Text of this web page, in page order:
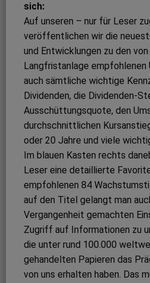
sich:
Auf unseren – nur für Leser
veröffentlichen wir die
und Entwicklungen zu den von
Langfristanlage empfohlenen
auch sämtliche wichtige
Dividenden, die Dividenden-
Ausschüttungsquote, den
durchschnittlichen
oder 20 Jahre und viele
Im blauen Kasten rechts
Leser eine detaillierte
empfohlenen 84
auf den Titel gelangt man
Vergangenheit gemachten
Zugriff auf Informationen zu
die unter rund 100.000
gehandelten Papieren das
von uns erhalten haben. Das